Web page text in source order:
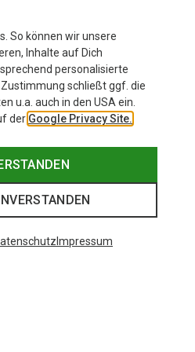
So können wir unsere
Inhalte auf Dich
personalisierte
schließt ggf. die
u.a. auch in den USA ein.
der Google Privacy Site.
Impressum